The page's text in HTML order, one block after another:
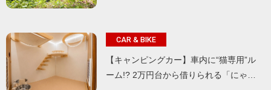
CAR & BIKE
【キャンピングカー】車内に“猫専用”ル
ーム!? 2万円台から借りられる「にゃ…